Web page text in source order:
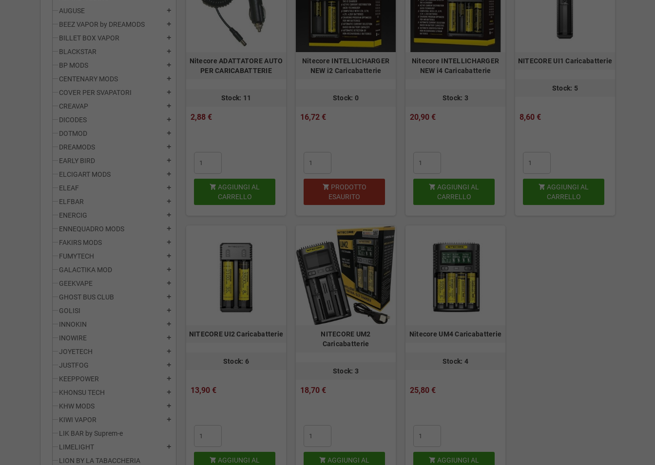
AUGUSE
add
BEEZ VAPOR by DREAMODS add
BILLET BOX VAPOR add
BLACKSTAR add
BP MODS add
CENTENARY MODS add
COVER PER SVAPATORI add
CREAVAP add
DICODES add
DOTMOD add
DREAMODS add
EARLY BIRD add
ELCIGART MODS add
ELEAF add
ELFBAR add
ENERCIG add
ENNEQUADRO MODS add
FAKIRS MODS add
FUMYTECH add
GALACTIKA MOD add
GEEKVAPE add
GHOST BUS CLUB add
GOLISI add
INNOKIN add
INOWIRE add
JOYETECH add
JUSTFOG add
KEEPPOWER add
KHONSU TECH add
KHW MODS add
KIWI VAPOR add
LIK BAR by Suprem-e
LIMELIGHT
add
LION BY LA TABACCHERIA
Nitecore ADATTATORE AUTO
PER CARICABATTERIE
Stock: 11
2,88 €
 AGGIUNGI AL
CARRELLO
Nitecore INTELLICHARGER
NEW i2 Caricabatterie
Stock: 0
16,72 €
 PRODOTTO
ESAURITO
Nitecore INTELLICHARGER
NEW i4 Caricabatterie
Stock: 3
20,90 €
 AGGIUNGI AL
CARRELLO
NITECORE UI1 Caricabatterie
Stock: 5
8,60 €
 AGGIUNGI AL
CARRELLO
NITECORE UI2 Caricabatterie
Stock: 6
13,90 €
 AGGIUNGI AL
NITECORE UM2
Caricabatterie
Stock: 3
18,70 €
 AGGIUNGI AL
Nitecore UM4 Caricabatterie
Stock: 4
25,80 €
 AGGIUNGI AL